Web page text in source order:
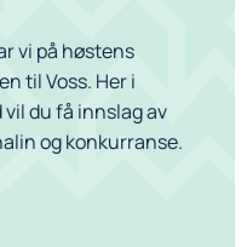
vi på høstens
til Voss. Her i
du få innslag av
og konkurranse.